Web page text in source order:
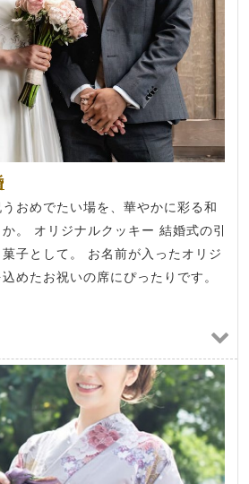
おめでたい場を、華やかに彩る和
。 オリジナルクッキー 結婚式の引
子として。 お名前が入ったオリジ
めたお祝いの席にぴったりです。